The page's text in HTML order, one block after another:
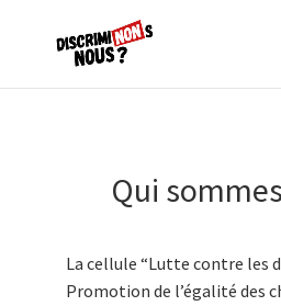
Qui
La cellule “Lutte contre les
Promotion de l’égalité des